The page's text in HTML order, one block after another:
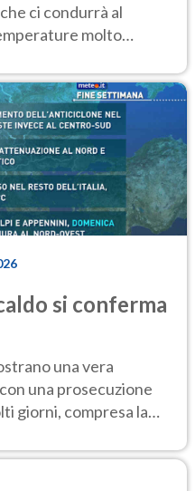
ci condurrà al
molto
si conferma
una vera
una prosecuzione
giorni, compresa la